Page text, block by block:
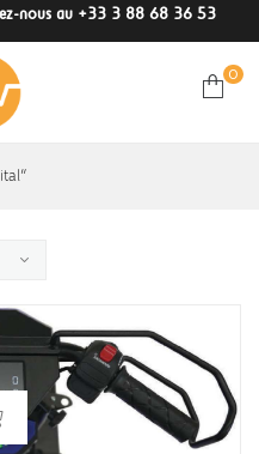
nous au +33 3 88 68 36 53
0